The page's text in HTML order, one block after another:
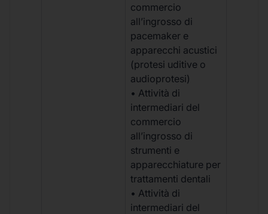
commercio
all’ingrosso di
pacemaker e
apparecchi acustici
(protesi uditive o
audioprotesi)
• Attività di
intermediari del
commercio
all’ingrosso di
strumenti e
apparecchiature per
trattamenti dentali
• Attività di
intermediari del